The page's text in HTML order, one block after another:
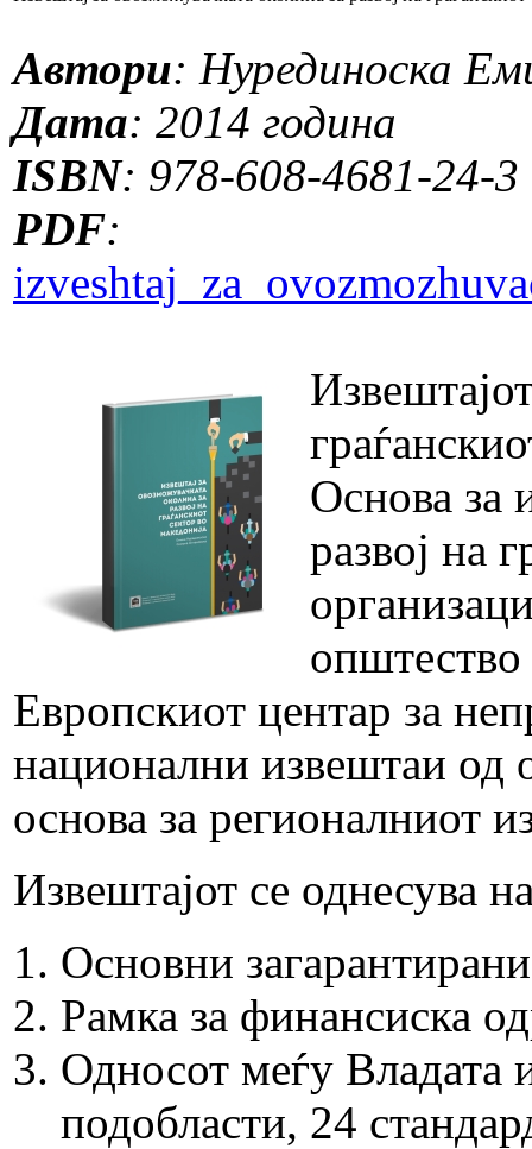
Автори: Нурединоска
Дата: 2014 година
ISBN: 978-608-4681-24-3
PDF:
Основа за
развој на
Европскиот центар за
национални извештаи од
основа за регионалниот
Извештајот се однесува
Основни
Рамка за финансиска
Односот меѓу Владата
подобласти, 24